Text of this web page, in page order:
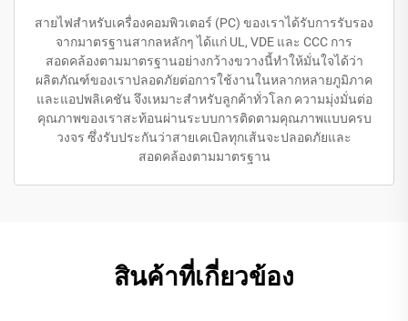
สายไฟสำหรับเครื่องคอมพิวเตอร์ (PC) ของเราได้รับการรับรอง
จากมาตรฐานสากลหลักๆ ได้แก่ UL, VDE และ CCC การ
สอดคล้องตามมาตรฐานอย่างกว้างขวางนี้ทำให้มั่นใจได้ว่า
ผลิตภัณฑ์ของเราปลอดภัยต่อการใช้งานในหลากหลายภูมิภาค
และแอปพลิเคชัน จึงเหมาะสำหรับลูกค้าทั่วโลก ความมุ่งมั่นต่อ
คุณภาพของเราสะท้อนผ่านระบบการติดตามคุณภาพแบบครบ
วงจร ซึ่งรับประกันว่าสายเคเบิลทุกเส้นจะปลอดภัยและ
สอดคล้องตามมาตรฐาน
สินค้าที่เกี่ยวข้อง